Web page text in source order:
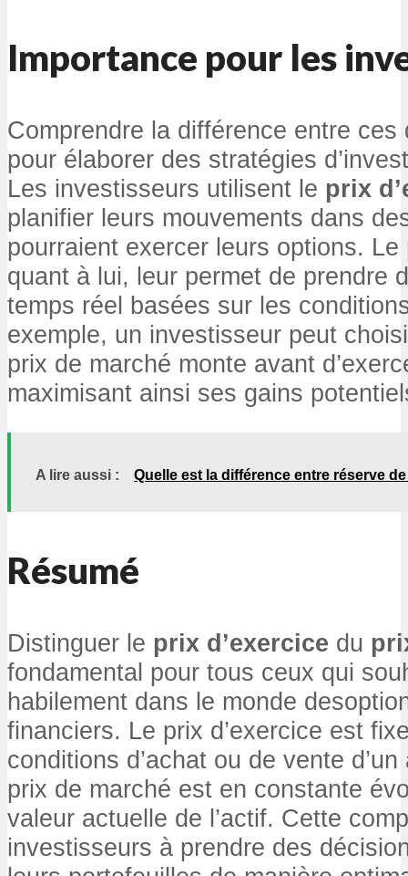
Importance pour les
Comprendre la différence entre
pour élaborer des stratégies
Les investisseurs utilisent le prix
planifier leurs mouvements dans
pourraient exercer leurs options. Le
quant à lui, leur permet de prendre
temps réel basées sur les
exemple, un investisseur peut
prix de marché monte avant
maximisant ainsi ses gains
A lire aussi : Quelle est la différence entre réserve
Résumé
Distinguer le prix d’exercice du
fondamental pour tous ceux qui
habilement dans le monde
financiers. Le prix d’exercice est
conditions d’achat ou de vente
prix de marché est en constante
valeur actuelle de l’actif. Cette
investisseurs à prendre des